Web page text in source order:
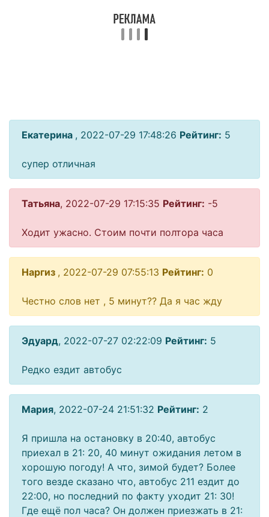
Екатерина , 2022-07-29 17:48:26 Рейтинг: 5
супер отличная
Татьяна, 2022-07-29 17:15:35 Рейтинг: -5
Ходит ужасно. Стоим почти полтора часа
Наргиз , 2022-07-29 07:55:13 Рейтинг: 0
Честно слов нет , 5 минут?? Да я час жду
Эдуард, 2022-07-27 02:22:09 Рейтинг: 5
Редко ездит автобус
Мария, 2022-07-24 21:51:32 Рейтинг: 2
Я пришла на остановку в 20:40, автобус
приехал в 21: 20, 40 минут ожидания летом в
хорошую погоду! А что, зимой будет? Более
того везде сказано что, автобус 211 ездит до
22:00, но последний по факту уходит 21: 30!
Где ещё пол часа? Он должен приезжать в 21: